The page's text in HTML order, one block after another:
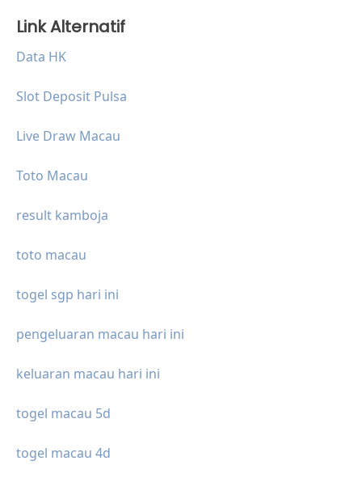
Link Alternatif
Data HK
Slot Deposit Pulsa
Live Draw Macau
Toto Macau
result kamboja
toto macau
togel sgp hari ini
pengeluaran macau hari ini
keluaran macau hari ini
togel macau 5d
togel macau 4d